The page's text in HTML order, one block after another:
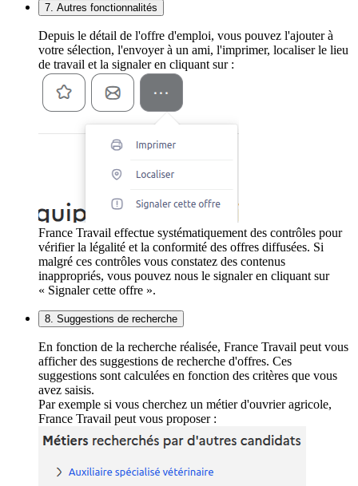
7. Autres fonctionnalités
Depuis le détail de l'offre d'emploi, vous pouvez l'ajouter à
votre sélection, l'envoyer à un ami, l'imprimer, localiser le lieu
de travail et la signaler en cliquant sur :
France Travail effectue systématiquement des contrôles pour
vérifier la légalité et la conformité des offres diffusées. Si
malgré ces contrôles vous constatez des contenus
inappropriés, vous pouvez nous le signaler en cliquant sur
« Signaler cette offre ».
8. Suggestions de recherche
En fonction de la recherche réalisée, France Travail peut vous
afficher des suggestions de recherche d'offres. Ces
suggestions sont calculées en fonction des critères que vous
avez saisis.
Par exemple si vous cherchez un métier d'ouvrier agricole,
France Travail peut vous proposer :